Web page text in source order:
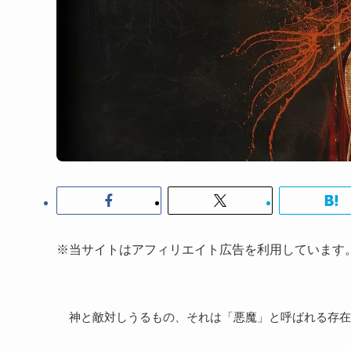
※当サイトはアフィリエイト広告を利用しています
神と敵対しうるもの、それは「悪魔」と呼ばれる存